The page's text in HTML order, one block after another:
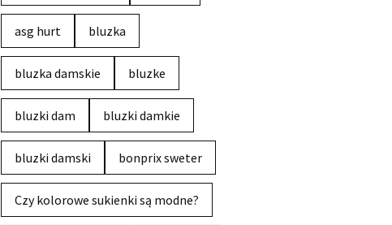
asg hurt bluzka
bluzka damskie bluzke
bluzki dam bluzki damkie
bluzki damski bonprix sweter
Czy kolorowe sukienki są modne?